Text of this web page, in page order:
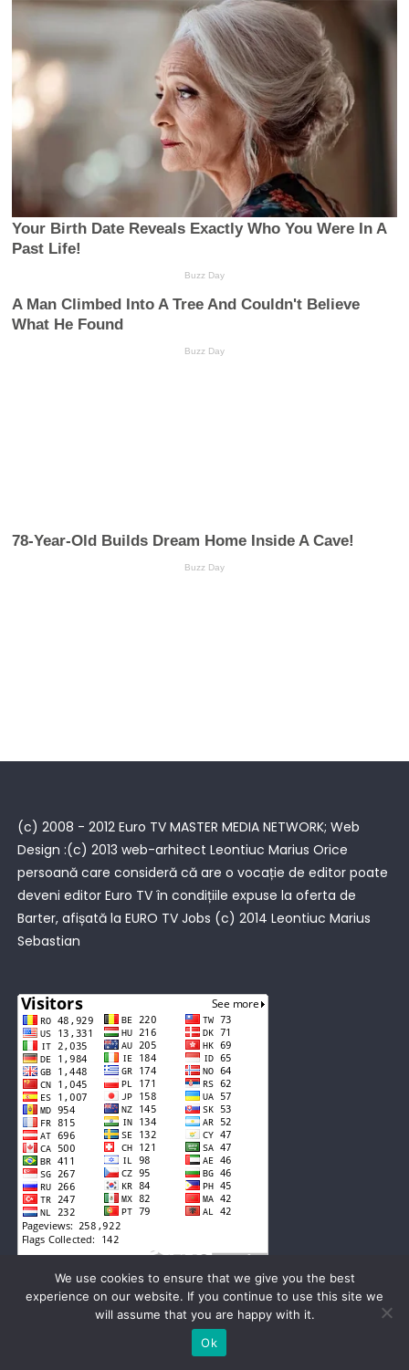
(c) 2008 - 2012 Euro TV MASTER MEDIA NETWORK; Web
Design :(c) 2013 web-arhitect Leontiuc Marius Orice
persoană care consideră că are o vocație de editor poate
deveni editor Euro TV în condițiile expuse la oferta de
Barter, afișată la EURO TV Jobs (c) 2014 Leontiuc Marius
Sebastian
Jose Maria Ezeiza,
We use cookies to ensure that we give you the best
experience on our website. If you continue to use this site we
will assume that you are happy with it.
Ok